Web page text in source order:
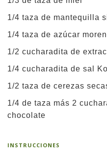
1/4 taza de mantequilla
1/4 taza de azúcar
1/2 cucharadita de
1/4 cucharadita de sal
1/2 taza de cerezas
1/4 de taza más 2
chocolate
INSTRUCCIONES